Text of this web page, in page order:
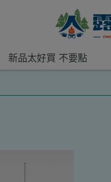
新品太好買 不要點